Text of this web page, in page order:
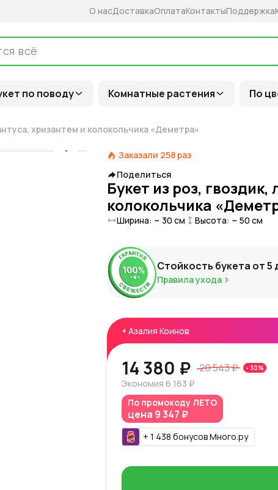
по поводу Комнатные растения По
О насДоставкаОплатаКонтактыПоддержка
хризантем и колокольчика «Деметра»
Заказали 258 раз
Поделиться
Букет из роз,
колокольчика
Ширина: ~ 30 см Высота: ~ 50 см
Стойкость букета от5
Правила ухода
+ Азалия Коинов
14 380 ₽ 20 543 ₽ - 30%
Экономия 6 163 ₽
По промокоду ЛЕТО
цена 9 347 ₽
+ 1 438 бонусовМного.ру